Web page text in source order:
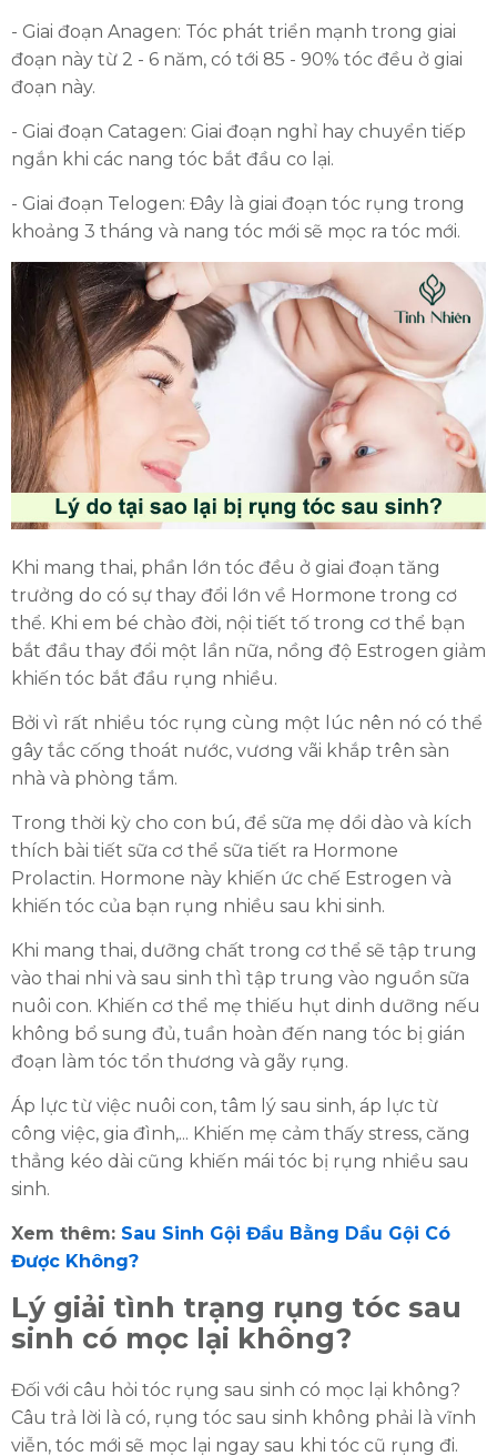
- Giai đoạn Anagen: Tóc phát triển mạnh trong giai
đoạn này từ 2 - 6 năm, có tới 85 - 90% tóc đều ở giai
đoạn này.
- Giai đoạn Catagen: Giai đoạn nghỉ hay chuyển tiếp
ngắn khi các nang tóc bắt đầu co lại.
- Giai đoạn Telogen: Đây là giai đoạn tóc rụng trong
khoảng 3 tháng và nang tóc mới sẽ mọc ra tóc mới.
Khi mang thai, phần lớn tóc đều ở giai đoạn tăng
trưởng do có sự thay đổi lớn về Hormone trong cơ
thể. Khi em bé chào đời, nội tiết tố trong cơ thể bạn
bắt đầu thay đổi một lần nữa, nồng độ Estrogen giảm
khiến tóc bắt đầu rụng nhiều.
Bởi vì rất nhiều tóc rụng cùng một lúc nên nó có thể
gây tắc cống thoát nước, vương vãi khắp trên sàn
nhà và phòng tắm.
Trong thời kỳ cho con bú, để sữa mẹ dồi dào và kích
thích bài tiết sữa cơ thể sữa tiết ra Hormone
Prolactin. Hormone này khiến ức chế Estrogen và
khiến tóc của bạn rụng nhiều sau khi sinh.
Khi mang thai, dưỡng chất trong cơ thể sẽ tập trung
vào thai nhi và sau sinh thì tập trung vào nguồn sữa
nuôi con. Khiến cơ thể mẹ thiếu hụt dinh dưỡng nếu
không bổ sung đủ, tuần hoàn đến nang tóc bị gián
đoạn làm tóc tổn thương và gãy rụng.
Áp lực từ việc nuôi con, tâm lý sau sinh, áp lực từ
công việc, gia đình,... Khiến mẹ cảm thấy stress, căng
thẳng kéo dài cũng khiến mái tóc bị rụng nhiều sau
sinh.
Xem thêm: Sau Sinh Gội Đầu Bằng Dầu Gội Có
Được Không?
Lý giải tình trạng rụng tóc sau
sinh có mọc lại không?
Đối với câu hỏi tóc rụng sau sinh có mọc lại không?
Câu trả lời là có, rụng tóc sau sinh không phải là vĩnh
viễn, tóc mới sẽ mọc lại ngay sau khi tóc cũ rụng đi.